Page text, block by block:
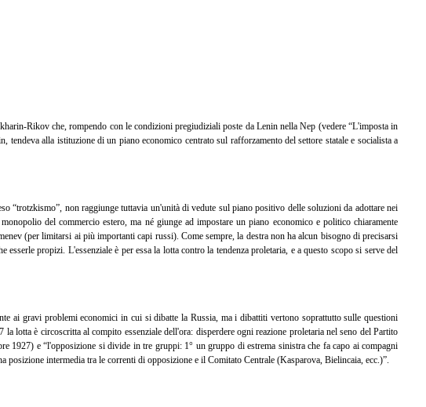
Rikov che, rompendo con le condizioni pregiudiziali poste da Lenin nella Nep (vedere “L'imposta in
alla istituzione di un piano economico centrato sul rafforzamento del settore statale e socialista a
non raggiunge tuttavia un'unità di vedute sul piano positivo delle soluzioni da adottare nei
del commercio estero, ma né giunge ad impostare un piano economico e politico chiaramente
(per limitarsi ai più importanti capi russi). Come sempre, la destra non ha alcun bisogno di precisarsi
propizi. L'essenziale è per essa la lotta contro la tendenza proletaria, e a questo scopo si serve del
ai gravi problemi economici in cui si dibatte la Russia, ma i dibattiti vertono soprattutto sulle questioni
è circoscritta al compito essenziale dell'ora: disperdere ogni reazione proletaria nel seno del Partito
1927) e “l'opposizione si divide in tre gruppi: 1° un gruppo di estrema sinistra che fa capo ai compagni
intermedia tra le correnti di opposizione e il Comitato Centrale (Kasparova, Bielincaia, ecc.)”.